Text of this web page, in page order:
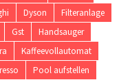
Dyson
Filteranlage
Gst
Handsauger
Kaffeevollautomat
Pool aufstellen